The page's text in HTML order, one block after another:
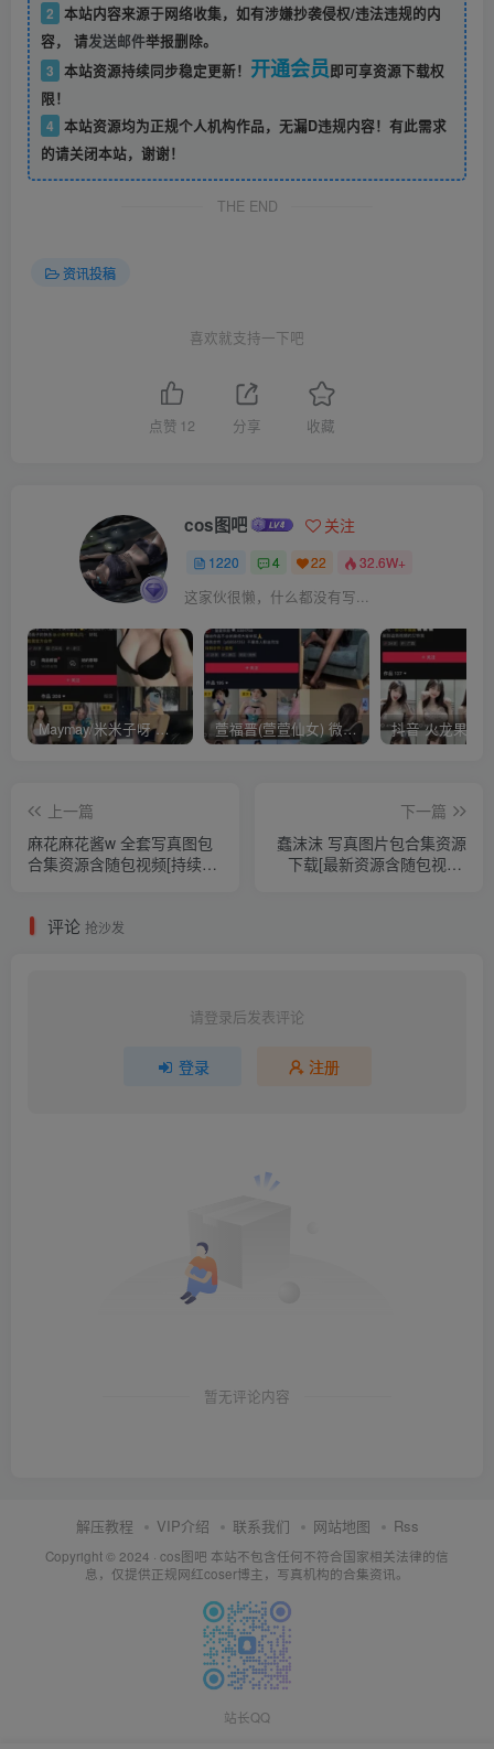
2 本站内容来源于网络收集，如有涉嫌抄袭侵权/违法违规的内
容， 请发送邮件举报删除。
3 本站资源持续同步稳定更新！ 开通会员即可享资源下载权
限！
4 本站资源均为正规个人机构作品，无漏D违规内容！有此需求
的请关闭本站，谢谢！
THE END
资讯投稿
喜欢就支持一下吧
点赞 12 分享 收藏
cos图吧 关注
1220 4 22 32.6W+
这家伙很懒，什么都没有写...
Maymay/米米子呀 铁粉空间视图资源下载(持续更新) 萱福晋(萱萱仙女) 微密圈网红视图 作品合集资源 [持续更新]
上一篇
麻花麻花酱w 全套写真图包
合集资源含随包视频[持续更
下一篇
蠢沫沫 写真图片包合集资源
下载[最新资源含随包视频]
评论 抢沙发
请登录后发表评论
登录 注册
暂无评论内容
解压教程 VIP介绍 联系我们 网站地图 Rss
Copyright © 2024 · cos图吧 本站不包含任何不符合国家相关法律的信
息，仅提供正规网红coser博主，写真机构的合集资讯。
站长QQ